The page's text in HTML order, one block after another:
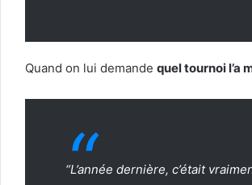
Quand on lui demande quel tournoi l’a
“L’année dernière, c’était